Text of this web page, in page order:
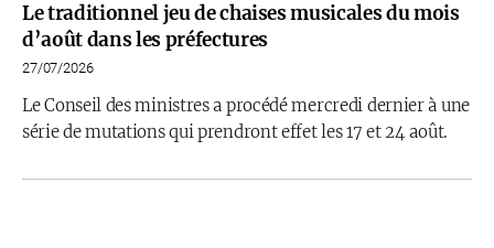
Le traditionnel jeu de chaises musicales du mois
d’août dans les préfectures
27/07/2026
Le Conseil des ministres a procédé mercredi dernier à une
série de mutations qui prendront effet les 17 et 24 août.